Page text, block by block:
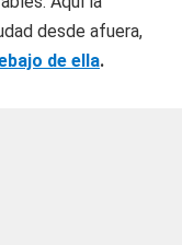
desde afuera,
de ella.